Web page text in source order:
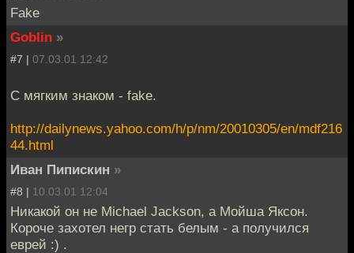
Fake
Goblin »
#7 | 07.03.01 12:42
C мягким знаком - fake.
http://dailynews.yahoo.com/h/p/nm/20010305/en/mdf216
44.html
Иван Пипискин »
#8 | 10.03.01 12:04
Никакой он не Michael Jackson, а Мойша Яксон.
Короче захотел негр стать белым - а получился
еврей :) .